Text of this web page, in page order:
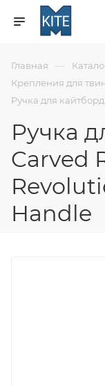
Главная —
Крепления для
Ручка для
Ручка
Carved
Handle